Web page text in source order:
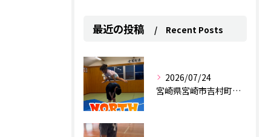
最近の投稿 Recent Posts
2026/07/24
宮崎県宮崎市吉村町にあるスポーツクラブ